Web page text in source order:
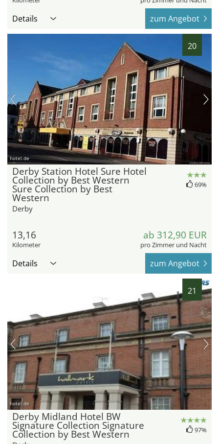
Details zum Angebot
20
hotel.de
Derby Station Hotel Sure Hotel
Collection by Best Western
Sure Collection by Best
Western
Derby
69%
13,16
Kilometer
ab 312,90 EUR
pro Zimmer und Nacht
Details zum Angebot
21
hotel.de
Derby Midland Hotel BW
Signature Collection Signature
Collection by Best Western 97%